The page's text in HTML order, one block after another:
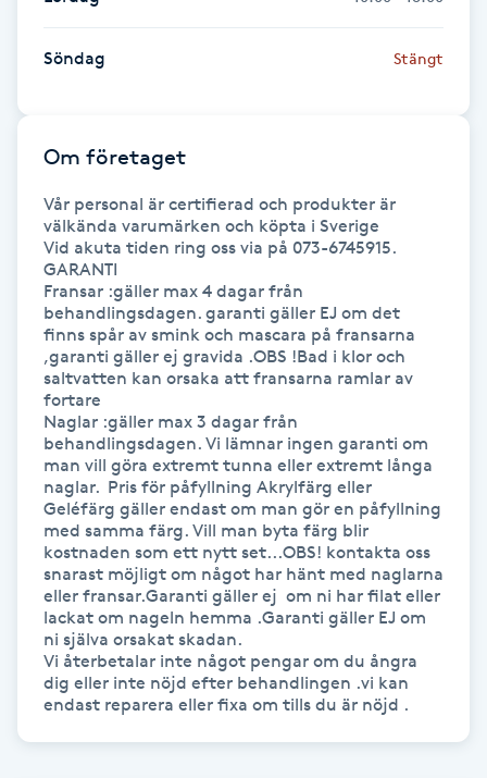
J
Japansk massage
Katun fransar
Kemisk peeling
Keratinbehandling
Kinesiologi
Kinesisk medicin
Kiropraktik
Klangmassage
Klippning
Söndag Stängt
Om företaget
Vår personal är certifierad och produkter är
välkända varumärken och köpta i Sverige
Vid akuta tiden ring oss via på 073-6745915.
GARANTI
Fransar :gäller max 4 dagar från
behandlingsdagen. garanti gäller EJ om det
finns spår av smink och mascara på fransarna
,garanti gäller ej gravida .OBS !Bad i klor och
saltvatten kan orsaka att fransarna ramlar av
fortare
Naglar :gäller max 3 dagar från
behandlingsdagen. Vi lämnar ingen garanti om
man vill göra extremt tunna eller extremt långa
naglar.  Pris för påfyllning Akrylfärg eller
Geléfärg gäller endast om man gör en påfyllning
med samma färg. Vill man byta färg blir
kostnaden som ett nytt set...OBS! kontakta oss
snarast möjligt om något har hänt med naglarna
eller fransar.Garanti gäller ej  om ni har filat eller
lackat om nageln hemma .Garanti gäller EJ om
ni själva orsakat skadan.
Vi återbetalar inte något pengar om du ångra
dig eller inte nöjd efter behandlingen .vi kan
endast reparera eller fixa om tills du är nöjd .